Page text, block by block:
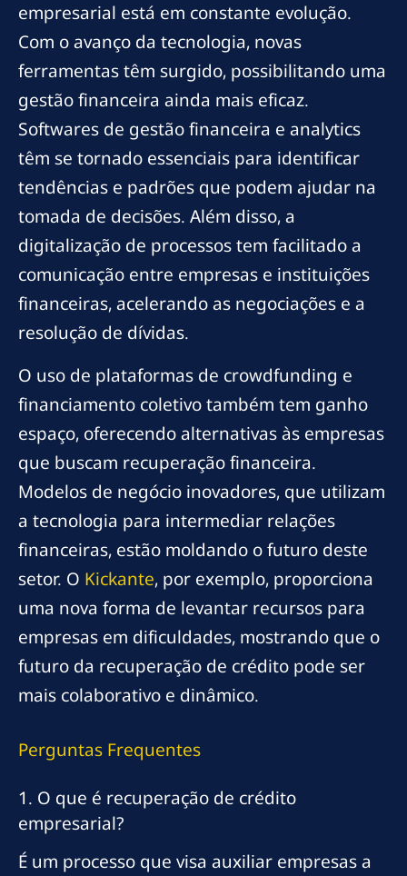
empresarial está em constante evolução.
Com o avanço da tecnologia, novas
ferramentas têm surgido, possibilitando uma
gestão financeira ainda mais eficaz.
Softwares de gestão financeira e analytics
têm se tornado essenciais para identificar
tendências e padrões que podem ajudar na
tomada de decisões. Além disso, a
digitalização de processos tem facilitado a
comunicação entre empresas e instituições
financeiras, acelerando as negociações e a
resolução de dívidas.
O uso de plataformas de crowdfunding e
financiamento coletivo também tem ganho
espaço, oferecendo alternativas às empresas
que buscam recuperação financeira.
Modelos de negócio inovadores, que utilizam
a tecnologia para intermediar relações
financeiras, estão moldando o futuro deste
setor. O Kickante, por exemplo, proporciona
uma nova forma de levantar recursos para
empresas em dificuldades, mostrando que o
futuro da recuperação de crédito pode ser
mais colaborativo e dinâmico.
Perguntas Frequentes
1. O que é recuperação de crédito
empresarial?
É um processo que visa auxiliar empresas a